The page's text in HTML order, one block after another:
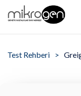
Test Rehberi